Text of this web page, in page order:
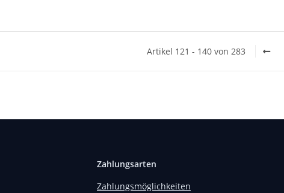
Artikel 121 - 140 von 283
Zahlungsarten
Zahlungsmöglichkeiten